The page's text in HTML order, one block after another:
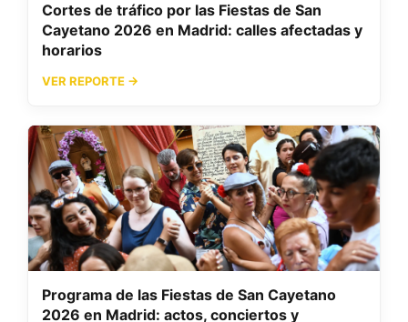
Cortes de tráfico por las Fiestas de San
Cayetano 2026 en Madrid: calles afectadas y
horarios
VER REPORTE →
Programa de las Fiestas de San Cayetano
2026 en Madrid: actos, conciertos y